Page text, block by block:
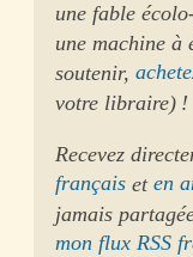
une fable
une machine à
soutenir,
votre libraire) !
Recevez
français eten
jamais
mon flux RSS